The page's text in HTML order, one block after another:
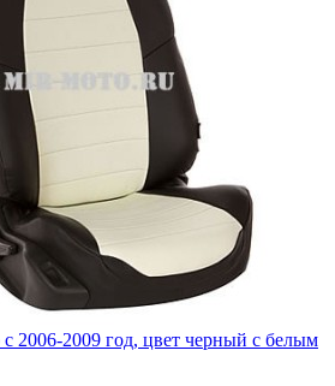
2006-2009 год, цвет черный с белым